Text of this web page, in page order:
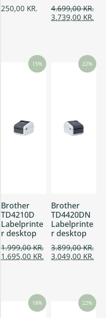
250,00 KR. 4.699,00KR.
3.739,00 KR.
15%
Brother
TD4210D
Labelprinte
r desktop
1.999,00KR.
1.695,00 KR.
22%
Brother
TD4420DN
Labelprinte
r desktop
3.899,00KR.
3.049,00 KR.
18% 22%